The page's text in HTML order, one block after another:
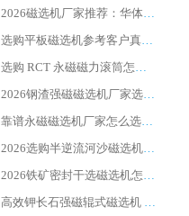
2026磁选机厂家推荐：华体会手机网页版-华体会(中国) 干式/湿式河沙磁选机产品精选指南
选购平板磁选机参考客户真实体验，华体会手机网页版-华体会(中国) 厂家依托行业口碑收获大量客户认可
选购 RCT 永磁磁力滚筒怎么选?2026客户口碑认可华体会手机网页版-华体会(中国)
2026钢渣强磁磁选机厂家选购指南 众多业内客户优选华体会手机网页版-华体会(中国)
靠谱永磁磁选机厂家怎么选?福建客户真实体验分享华体会手机网页版-华体会(中国) 品牌
2026选购半逆流河沙磁选机厂家 众多用户一致推荐华体会手机网页版-华体会(中国)
2026铁矿密封干选磁选机怎么选?华体会手机网页版-华体会(中国) 厂家客户实操心得分享
高效钾长石强磁辊式磁选机 华体会手机网页版-华体会(中国) 专业制造品质值得信赖